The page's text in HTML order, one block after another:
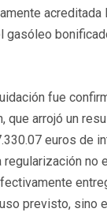
acreditada
gasóleo
fue
que arrojó un
euros de
regularización no
previsto, sino